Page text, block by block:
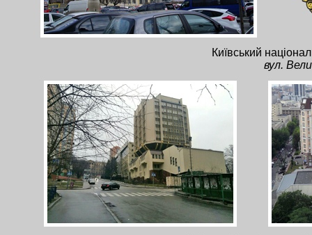
Київський
вул.